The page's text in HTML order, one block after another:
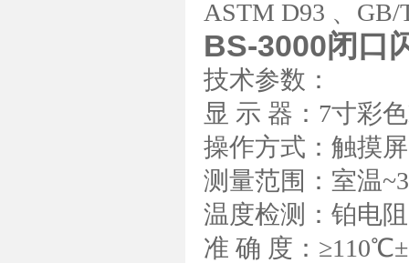
ASTM D93 、
BS-3000闭口
技术参数：
显 示 器：7寸彩
操作方式：
测量范围：室温
温度检测：铂电阻
准 确 度：